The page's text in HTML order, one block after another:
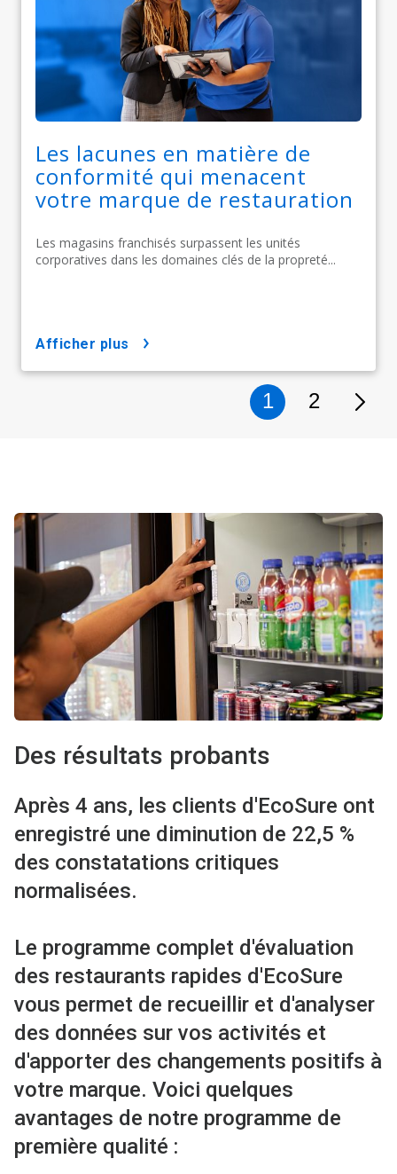
Les lacunes en matière de
conformité qui menacent
votre marque de restauration
Les magasins franchisés surpassent les unités
corporatives dans les domaines clés de la propreté...
afficher plus
1 2
Des résultats probants
Après 4 ans, les clients d'EcoSure ont
enregistré une diminution de 22,5 %
des constatations critiques
normalisées.
Le programme complet d'évaluation
des restaurants rapides d'EcoSure
vous permet de recueillir et d'analyser
des données sur vos activités et
d'apporter des changements positifs à
votre marque. Voici quelques
avantages de notre programme de
première qualité :